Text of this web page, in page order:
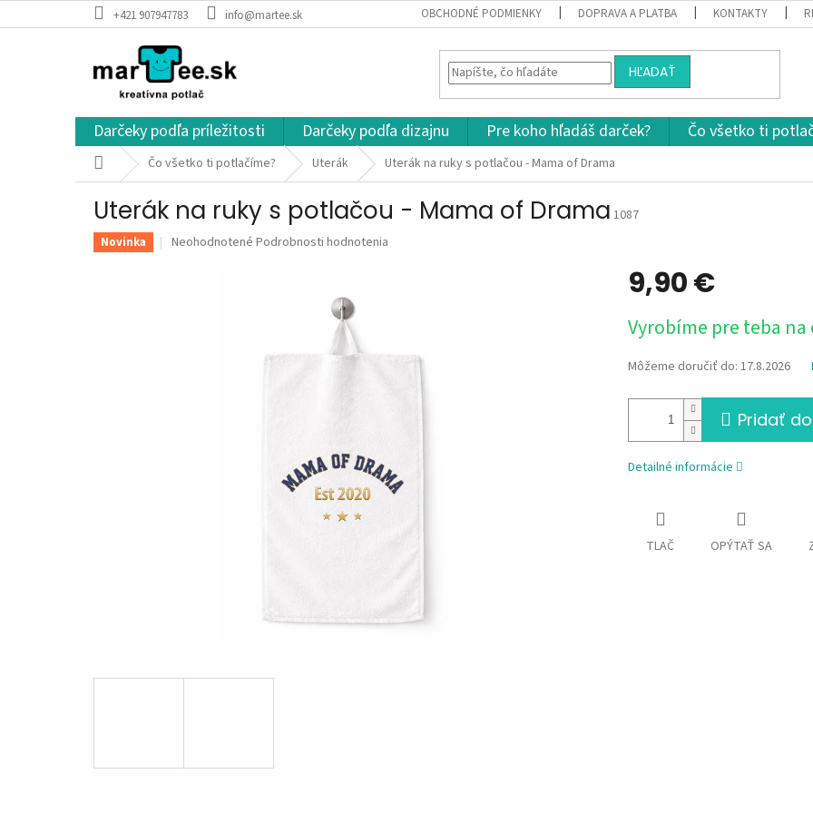
na
+421 907947783 info@martee.sk OBCHODNÉ PODMIENKY DOPRAVA A PLATBA KONTAKTY
HĽADAŤ
Darčeky podľa príležitosti Darčeky podľa dizajnu Pre koho hľadáš darček? Čo všetko ti
Domov Čo všetko ti potlačíme? Uterák Uterák na ruky s potlačou - Mama of Drama
Uterák na ruky s potlačou - Mama of Drama 1087
Novinka
Priemerné
Neohodnotené Podrobnosti hodnotenia
9,90 €
cena:
Vyrobíme pre teba
Môžeme doručiť do: 17.8.2026
Pridať
Detailné informácie
TLAČ OPÝTAŤ SA